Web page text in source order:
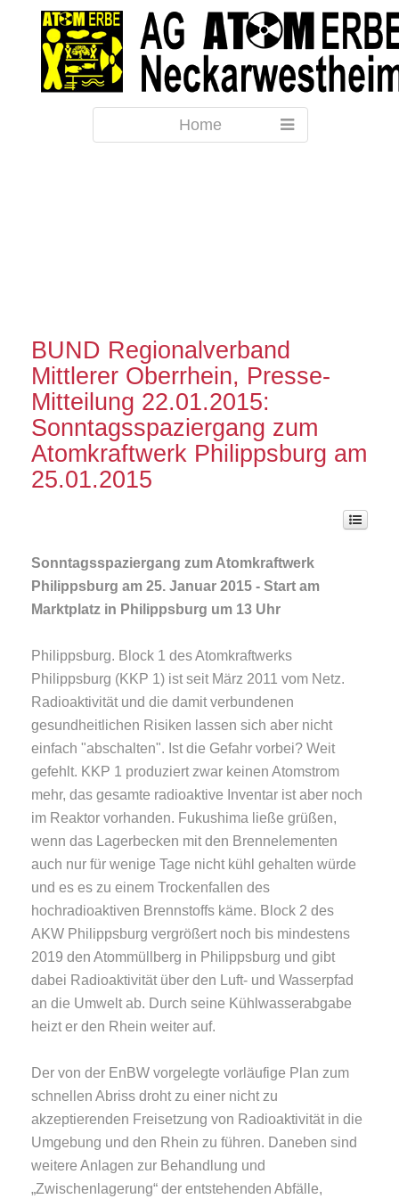
Home
BUND Regionalverband
Mittlerer Oberrhein, Presse-
Mitteilung 22.01.2015:
Sonntagsspaziergang zum
Atomkraftwerk Philippsburg am
25.01.2015
Sonntagsspaziergang zum Atomkraftwerk
Philippsburg am 25. Januar 2015 - Start am
Marktplatz in Philippsburg um 13 Uhr
Philippsburg. Block 1 des Atomkraftwerks
Philippsburg (KKP 1) ist seit März 2011 vom Netz.
Radioaktivität und die damit verbundenen
gesundheitlichen Risiken lassen sich aber nicht
einfach "abschalten". Ist die Gefahr vorbei? Weit
gefehlt. KKP 1 produziert zwar keinen Atomstrom
mehr, das gesamte radioaktive Inventar ist aber noch
im Reaktor vorhanden. Fukushima ließe grüßen,
wenn das Lagerbecken mit den Brennelementen
auch nur für wenige Tage nicht kühl gehalten würde
und es es zu einem Trockenfallen des
hochradioaktiven Brennstoffs käme. Block 2 des
AKW Philippsburg vergrößert noch bis mindestens
2019 den Atommüllberg in Philippsburg und gibt
dabei Radioaktivität über den Luft- und Wasserpfad
an die Umwelt ab. Durch seine Kühlwasserabgabe
heizt er den Rhein weiter auf.
Der von der EnBW vorgelegte vorläufige Plan zum
schnellen Abriss droht zu einer nicht zu
akzeptierenden Freisetzung von Radioaktivität in die
Umgebung und den Rhein zu führen. Daneben sind
weitere Anlagen zur Behandlung und
„Zwischenlagerung“ der entstehenden Abfälle,